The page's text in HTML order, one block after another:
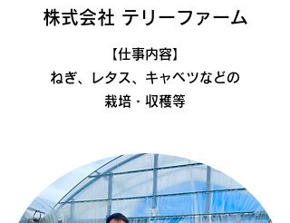
株式会社 テリーファーム
​【仕事内容】
ねぎ、レタス、キャベツなどの
栽培・収穫等